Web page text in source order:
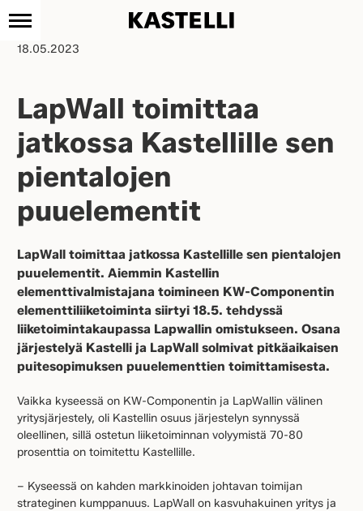
Siirry18.05.2023
LapWall toimittaa
jatkossa Kastellille sen
pientalojen
puuelementit
LapWall toimittaa jatkossa Kastellille sen pientalojen
puuelementit. Aiemmin Kastellin
elementtivalmistajana toimineen KW-Componentin
elementtiliiketoiminta siirtyi 18.5. tehdyssä
liiketoimintakaupassa Lapwallin omistukseen. Osana
järjestelyä Kastelli ja LapWall solmivat pitkäaikaisen
puitesopimuksen puuelementtien toimittamisesta.
Vaikka kyseessä on KW-Componentin ja LapWallin välinen
yritysjärjestely, oli Kastellin osuus järjestelyn synnyssä
oleellinen, sillä ostetun liiketoiminnan volyymistä 70-80
prosenttia on toimitettu Kastellille.
– Kyseessä on kahden markkinoiden johtavan toimijan
strateginen kumppanuus. LapWall on kasvuhakuinen yritys ja